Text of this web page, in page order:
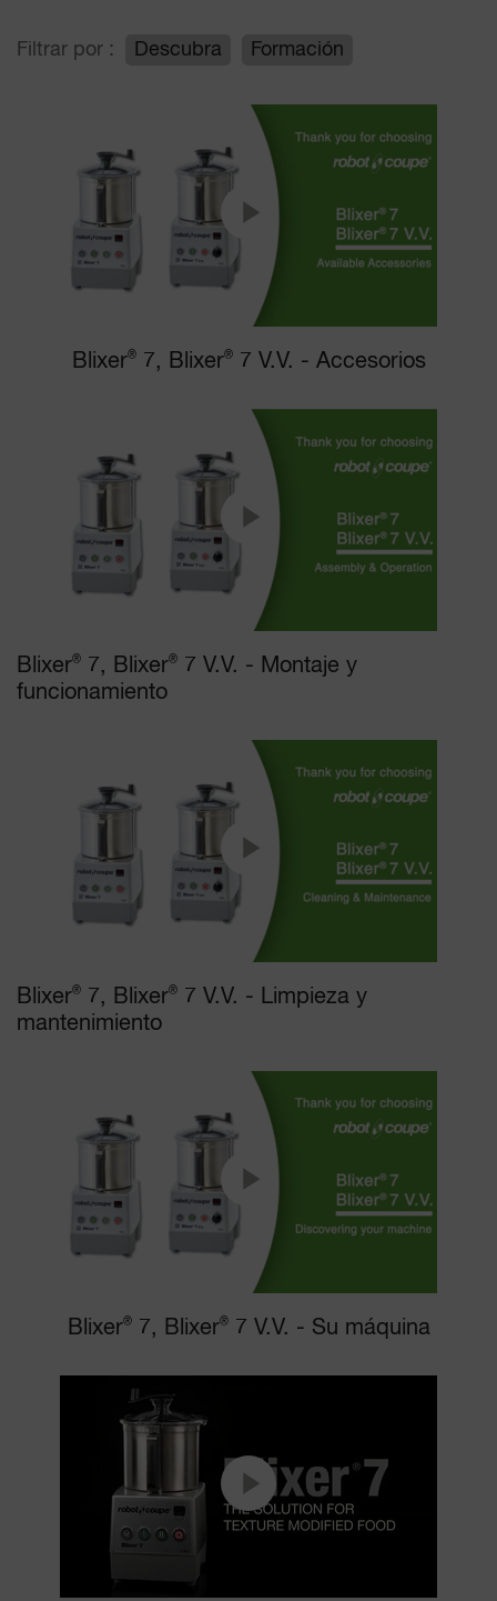
Filtrar por : Descubra Formación
Blixer®7, Blixer®7 V.V. - Accesorios
Blixer® 7, Blixer®
7 V.V. - Montaje y
funcionamiento
Blixer® 7, Blixer®
7 V.V. - Limpieza y
mantenimiento
Blixer®7, Blixer®7 V.V. - Su máquina